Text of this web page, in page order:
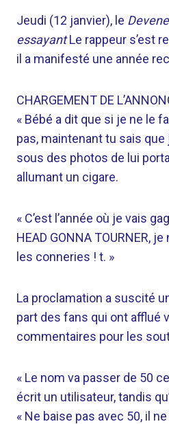
Jeudi (12 janvier), le
essayantLe rappeur s’est
il a manifesté une année
CHARGEMENT DE
« Bébé a dit que si je ne le
pas, maintenant tu sais que
sous des photos de lui
allumant un cigare.
« C’est l’année où je vais
HEAD GONNA TOURNER,
les conneries ! t. »
La proclamation a suscité
part des fans qui ont afflué
commentaires pour les
« Le nom va passer de 50
écrit un utilisateur, tandis
« Ne baise pas avec 50, il